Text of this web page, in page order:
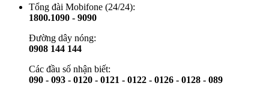
Tổng đài Mobifone (24/24):
1800.1090 - 9090
Đường dây nóng:
0908 144 144
Các đầu số nhận biết:
090 - 093 - 0120 - 0121 - 0122 - 0126 - 0128 - 089